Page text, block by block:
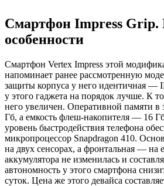
Смартфон Impress
особенности
Смартфон Vertex Impress этой
напоминает ранее рассмотренную
защиты корпуса у него идентичная —
у этого гаджета на порядок лучше. К
него увеличен. Оперативной памяти в
Гб, а емкость флеш-накопителя — 16
уровень быстродействия телефона
микропроцессор Snapdragon 410.
на двух сенсорах, а фронтальная — на
аккумулятора не изменилась и
автономность у этого смартфона
суток. Цена же этого девайса